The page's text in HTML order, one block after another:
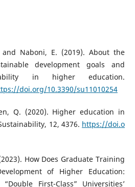
Naboni, E. (2019). About the
development goals and
in higher education.
doi.org/10.3390/su11010254
Q. (2020). Higher education in
12, 4376. https://doi.o
How Does Graduate Training
of Higher Education:
First-Class” Universities’